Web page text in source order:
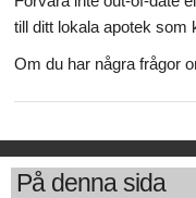
till ditt lokala apotek som
Om du har några frågor
På denna sida